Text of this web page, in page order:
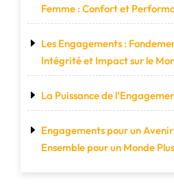
Femme : Confort et
Les Engagements :
Intégrité et Impact sur le
La Puissance de
Engagements pour un
Ensemble pour un Monde